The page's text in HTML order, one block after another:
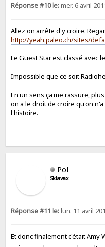
Réponse #10 le:mer. 6 avril
Allez on arrête d'y croire.
http://yeah.paleo.ch/sites/
Le Guest Star est classé avec
Impossible que ce soit
En un sens ça me rassure,
on a le droit de croire qu'on
l'histoire.
Pol
Sklavax
Réponse #11 le:lun. 11 avril
Et donc finalement c'était Amy